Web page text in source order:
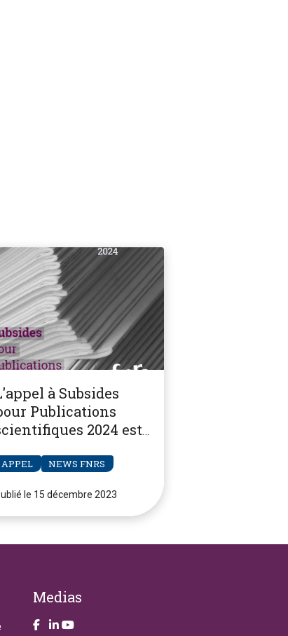
à Subsides
Publications
2024 est
APPEL NEWS FNRS
le 15 décembre 2023
Medias
Take a look on our facebook page
Take a look on our LinkendIn page